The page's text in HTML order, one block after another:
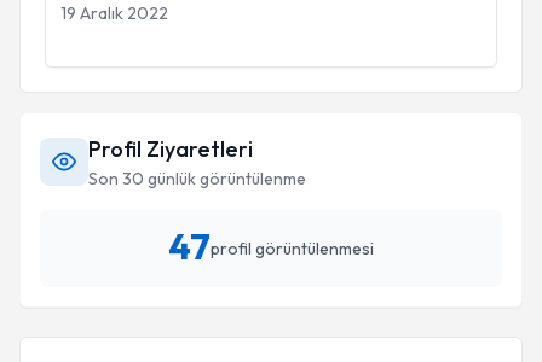
19 Aralık 2022
Profil Ziyaretleri
Son 30 günlük görüntülenme
47profil görüntülenmesi